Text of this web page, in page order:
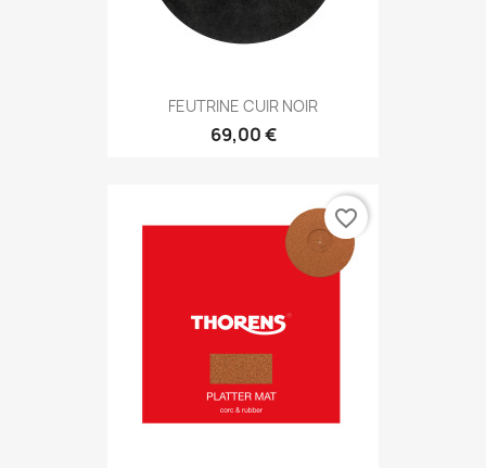
FEUTRINE CUIR NOIR
69,00 €
favorite_border